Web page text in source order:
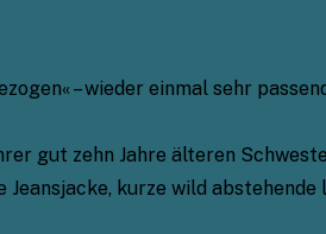
– wieder einmal sehr
gut zehn Jahre älteren
kurze wild